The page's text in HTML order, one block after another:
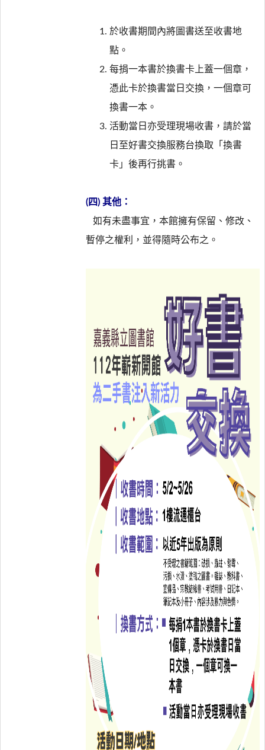
於收書期間內將圖書送至收書地
點。
每捐一本書於換書卡上蓋一個章，
憑此卡於換書當日交換，一個章可
換書一本。
活動當日亦受理現場收書，請於當
日至好書交換服務台換取「換書
卡」後再行挑書。
(四) 其他：
如有未盡事宜，本館擁有保留、修改、
暫停之權利，並得隨時公布之。